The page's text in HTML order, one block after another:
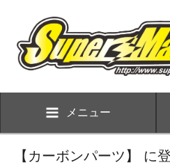
メニュー
【カーボンパーツ】 に